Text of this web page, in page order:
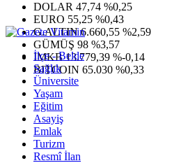
DOLAR 47,74 %0,25
EURO 55,25 %0,43
G.ALTIN6.660,55 %2,59
GÜMÜŞ 98 %3,57
IMKB13.779,39 %-0,14
BITCOIN 65.030 %0,33
İlçe - Belde
Sağlık
Üniversite
Yaşam
Eğitim
Asayiş
Emlak
Turizm
Resmî İlan